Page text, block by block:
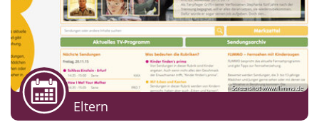
Screenshot www.flimmo.de
Eltern